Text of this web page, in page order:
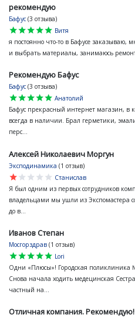
рекомендую
Бафус (3 отзыва)
star
star
star
star
star
Витя
я постоянно что-то в Бафусе заказываю,
и выбрать материалы, занимаюсь
Рекомендую Бафус
Бафус (3 отзыва)
star
star
star
star
star
Анатолий
Бафус прекрасный интернет магазин, в
всегда в наличии. Брал герметики,
перс...
Алексей Николаевич Моргун
Эксподинамика (1 отзыв)
star
star
star
star
star
Станислав
Я был одним из первых сотрудников
владельцами мы ушли из Экспомастера
до в...
Иванов Степан
Мосгорздрав (1 отзыв)
star
star
star
star
star
Lori
Одни «Плюсы»! Городская поликлиника
Снова начала ходить медецинская
частный на...
Отличная компания. Рекомендую!